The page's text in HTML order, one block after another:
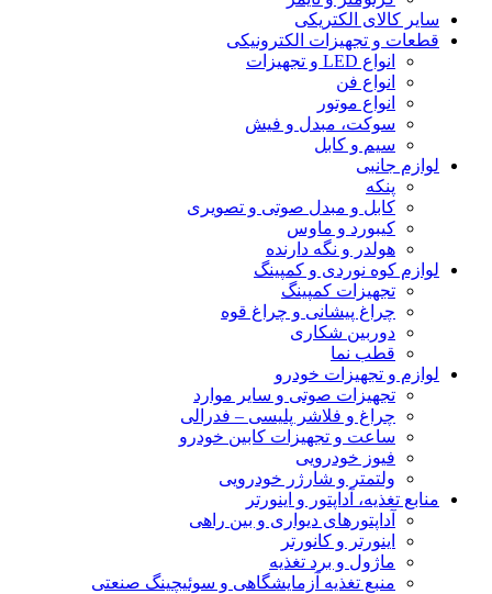
سایر کالای الکتریکی
قطعات و تجهیزات الکترونیکی
انواع LED و تجهیزات
انواع فن
انواع موتور
سوکت، مبدل و فیش
سیم و کابل
لوازم جانبی
پنکه
کابل و مبدل صوتی و تصویری
کیبورد و ماوس
هولدر و نگه دارنده
لوازم کوه نوردی و کمپینگ
تجهیزات کمپینگ
چراغ پیشانی و چراغ قوه
دوربین شکاری
قطب نما
لوازم و تجهیزات خودرو
تجهیزات صوتی و سایر موارد
چراغ و فلاشر پلیسی – فدرالی
ساعت و تجهیزات کابین خودرو
فیوز خودرویی
ولتمتر و شارژر خودرویی
منابع تغذیه، آداپتور و اینورتر
آداپتورهای دیواری و بین راهی
اینورتر و کانورتر
ماژول و برد تغذیه
منبع تغذیه آزمایشگاهی و سوئیچینگ صنعتی